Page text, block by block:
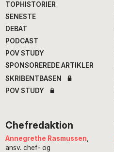
TOPHISTORIER
SENESTE
DEBAT
PODCAST
POV STUDY
SPONSOREREDE ARTIKLER
SKRIBENTBASEN
POV STUDY
Chefredaktion
Annegrethe Rasmussen
ansv. chef- og